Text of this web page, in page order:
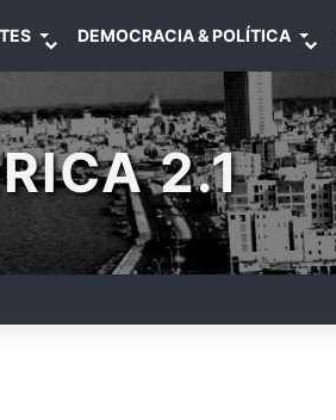
DEMOCRACIA & POLÍTICA
2.1